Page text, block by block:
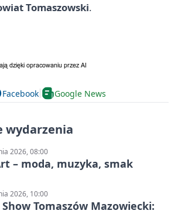
Tomaszowski.
Facebook Google News
wydarzenia
2026, 08:00
– moda, muzyka, smak
2026, 10:00
Tomaszów Mazowiecki: